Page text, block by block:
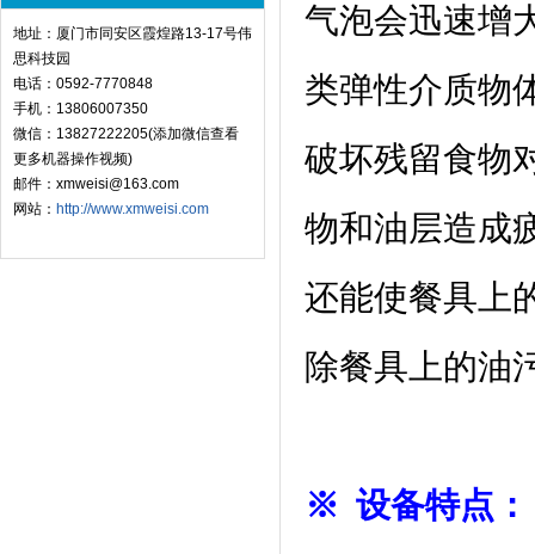
地址：厦门市同安区霞煌路13-17号伟
思科技园
电话：0592-7770848
手机：13806007350
微信：13827222205(添加微信查看
更多机器操作视频)
邮件：xmweisi@163.com
网站： http://www.xmweisi.com
气泡会迅速增
类弹性介质物
破坏残留食物
物和油层造成
还能使餐具上
除餐具上的油
※ 设备特点：